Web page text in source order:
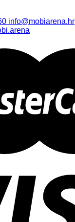
info@mobiarena.hr